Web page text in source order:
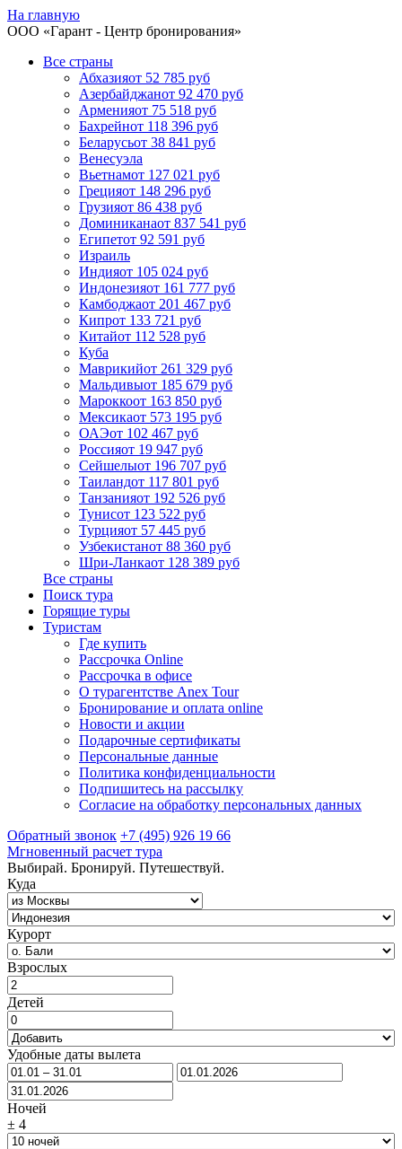
На главную
ООО «Гарант - Центр бронирования»
Все страны
Абхазияот 52 785 руб
Азербайджанот 92 470 руб
Арменияот 75 518 руб
Бахрейнот 118 396 руб
Беларусьот 38 841 руб
Венесуэла
Вьетнамот 127 021 руб
Грецияот 148 296 руб
Грузияот 86 438 руб
Доминиканаот 837 541 руб
Египетот 92 591 руб
Израиль
Индияот 105 024 руб
Индонезияот 161 777 руб
Камбоджаот 201 467 руб
Кипрот 133 721 руб
Китайот 112 528 руб
Куба
Маврикийот 261 329 руб
Мальдивыот 185 679 руб
Мароккоот 163 850 руб
Мексикаот 573 195 руб
ОАЭот 102 467 руб
Россияот 19 947 руб
Сейшелыот 196 707 руб
Таиландот 117 801 руб
Танзанияот 192 526 руб
Тунисот 123 522 руб
Турцияот 57 445 руб
Узбекистанот 88 360 руб
Шри-Ланкаот 128 389 руб
Все страны
Поиск тура
Горящие туры
Туристам
Где купить
Рассрочка Online
Рассрочка в офисе
О турагентстве Anex Tour
Бронирование и оплата online
Новости и акции
Подарочные сертификаты
Персональные данные
Политика конфиденциальности
Подпишитесь на рассылку
Согласие на обработку персональных данных
Обратный звонок +7 (495) 926 19 66
Мгновенный расчет тура
Выбирай. Бронируй. Путешествуй.
Куда
Курорт
Взрослых
Детей
Удобные даты вылета
Ночей
± 4